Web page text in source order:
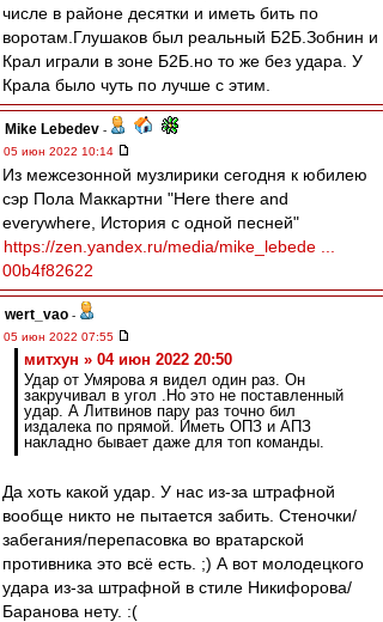
числе в районе десятки и иметь бить по
воротам.Глушаков был реальный Б2Б.Зобнин и
Крал играли в зоне Б2Б.но то же без удара. У
Крала было чуть по лучше с этим.
Mike Lebedev -
05 июн 2022 10:14
Из межсезонной музлирики сегодня к юбилею
сэр Пола Маккартни "Here there and
everywhere, История с одной песней"
https://zen.yandex.ru/media/mike_lebede ...
00b4f82622
wert_vao -
05 июн 2022 07:55
митхун » 04 июн 2022 20:50
Удар от Умярова я видел один раз. Он
закручивал в угол .Но это не поставленный
удар. А Литвинов пару раз точно бил
издалека по прямой. Иметь ОПЗ и АПЗ
накладно бывает даже для топ команды.
Да хоть какой удар. У нас из-за штрафной
вообще никто не пытается забить. Стеночки/
забегания/перепасовка во вратарской
противника это всё есть. ;) А вот молодецкого
удара из-за штрафной в стиле Никифорова/
Баранова нету. :(